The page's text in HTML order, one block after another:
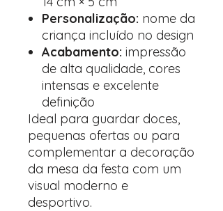
Personalização: nome da
criança incluído no design
Acabamento: impressão
de alta qualidade, cores
intensas e excelente
definição
Ideal para guardar doces,
pequenas ofertas ou para
complementar a decoração
da mesa da festa com um
visual moderno e
desportivo.